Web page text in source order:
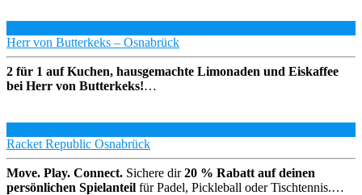
Herr von Butterkeks – Osnabrück
2 für 1 auf Kuchen, hausgemachte Limonaden und Eiskaffee
bei Herr von Butterkeks!…
Racket Republic Osnabrück
Move. Play. Connect. Sichere dir20 % Rabatt auf deinen
persönlichen Spielanteil für Padel, Pickleball oder Tischtennis.…